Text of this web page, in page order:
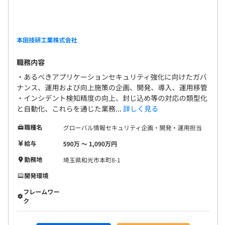
本田技研工業株式会社
職務内容
・あるべきアプリケーションセキュリティ強化に向けたガバ
ナンス、運用および向上施策の企画、開発、導入、運用移管
・インシデント検知精度の向上、封じ込め等の対応の類型化
と自動化、これらを通じた業務... 詳しく見る
職種名
グローバル情報セキュリティ企画・開発・運用担当
給与
590万 〜 1,090万円
勤務地
埼玉県和光市本町8-1
開発環境
フレームワー
ク